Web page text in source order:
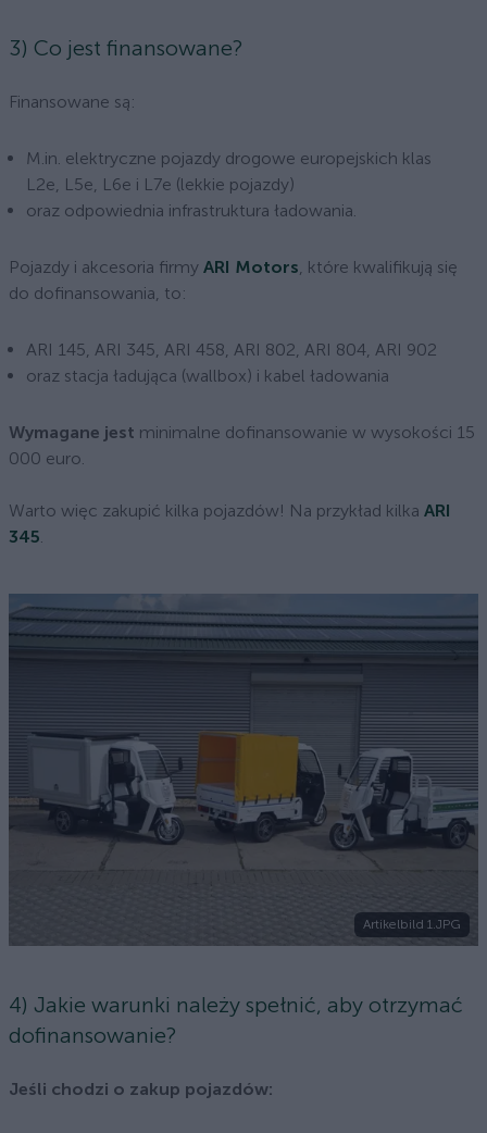
3) Co jest finansowane?
Finansowane są:
M.in. elektryczne pojazdy drogowe europejskich klas
L2e, L5e, L6e i L7e (lekkie pojazdy)
oraz odpowiednia infrastruktura ładowania.
Pojazdy i akcesoria firmy ARI Motors, które kwalifikują się
do dofinansowania, to:
ARI 145, ARI 345, ARI 458, ARI 802, ARI 804, ARI 902
oraz stacja ładująca (wallbox) i kabel ładowania
Wymagane jest minimalne dofinansowanie w wysokości 15
000 euro.
Warto więc zakupić kilka pojazdów! Na przykład kilka ARI
345.
Artikelbild 1.JPG
4) Jakie warunki należy spełnić, aby otrzymać
dofinansowanie?
Jeśli chodzi o zakup pojazdów: